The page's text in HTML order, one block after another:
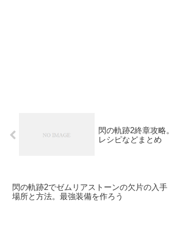
閃の軌跡2終章攻略
レシピなどまとめ
閃の軌跡2でゼムリアストーンの欠片の入手
場所と方法。最強装備を作ろう